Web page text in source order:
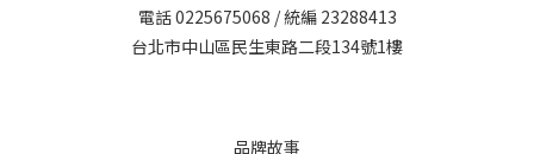
電話 0225675068 / 統編 23288413
台北市中山區民生東路二段134號1樓
品牌故事